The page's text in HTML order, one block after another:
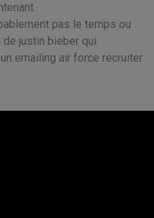
pas le temps ou
justin bieber qui
emailing air force recruiter